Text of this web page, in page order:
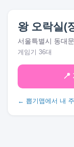
왕 오락실(
서울특별시 동대
게임기 36대
📍
← 뽑기맵에서 내